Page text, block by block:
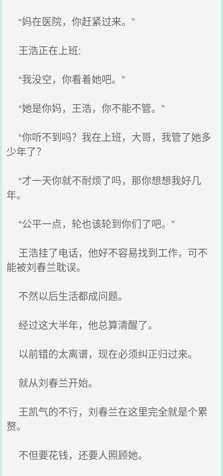
“妈在医院，你赶紧过来。”
王浩正在上班:
“我没空，你看着她吧。”
“她是你妈，王浩，你不能不管。”
“你听不到吗？我在上班，大哥，我管了她多
少年了？
“才一天你就不耐烦了吗，那你想想我好几
年。
“公平一点，轮也该轮到你们了吧。”
王浩挂了电话，他好不容易找到工作，可不
能被刘春兰耽误。
不然以后生活都成问题。
经过这大半年，他总算清醒了。
以前错的太离谱，现在必须纠正归过来。
就从刘春兰开始。
王凯气的不行，刘春兰在这里完全就是个累
赘。
不但要花钱，还要人照顾她。